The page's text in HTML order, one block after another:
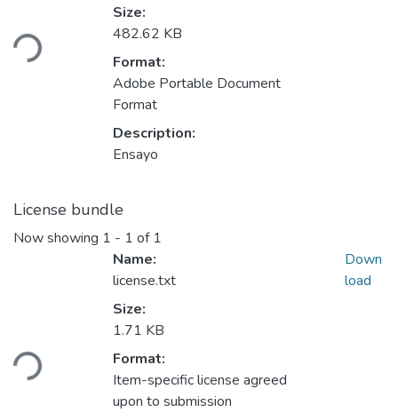
Loading...
Size:
482.62 KB
Format:
Adobe Portable Document
Format
Description:
Ensayo
License bundle
Now showing 1 - 1 of 1
Loading...
Name:
license.txt
Size:
1.71 KB
Format:
Item-specific license agreed
upon to submission
Down
load